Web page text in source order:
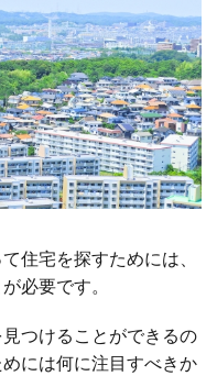
住宅を探すためには、
必要です。
つけることができるの
には何に注目すべきか